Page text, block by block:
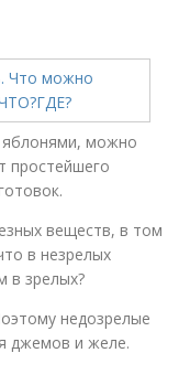
яблонями, можно
простейшего
веществ, в том
в незрелых
в зрелых?
недозрелые
джемов и желе.